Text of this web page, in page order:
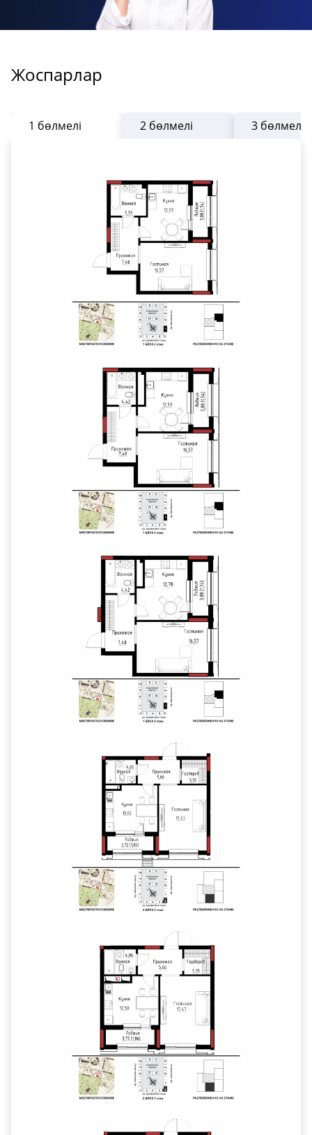
Жоспарлар
1 бөлмелі 2 бөлмелі 3 бөлмелі